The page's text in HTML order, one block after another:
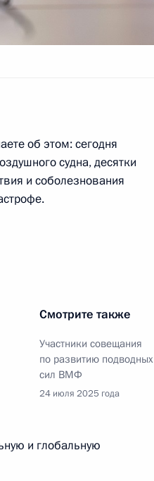
10
2
об этом: сегодня
судна, десятки
и соболезнования
Смотрите также
Участники совещания
по развитию подводных
сил ВМФ
24 июля 2025 года
и глобальную